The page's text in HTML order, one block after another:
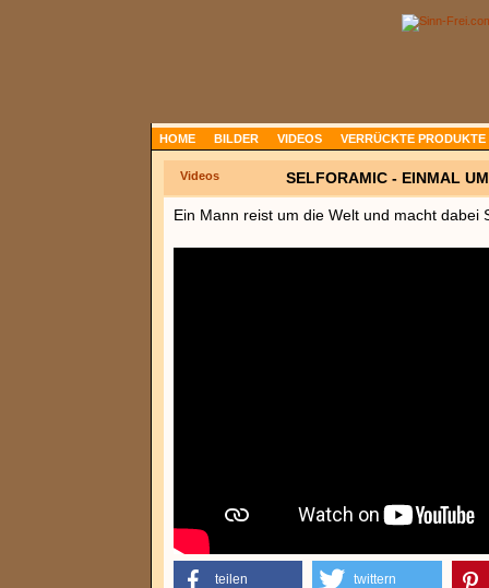
HOME BILDER VIDEOS VERRÜCKTE PRODUKTE
Videos SELFORAMIC - EINMAL
Ein Mann reist um die Welt und macht dabei
teilen twittern